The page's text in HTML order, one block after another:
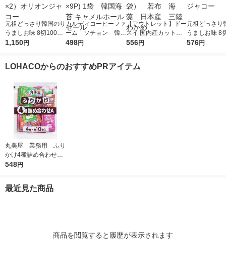
元祖どっさり韓国のり
うましお味 8切100枚
チャック付き 1セット
1,150円
カルディコーヒーファ
ーム ソチョン 韓国
伝統味付のり 9P（8
498円
【アウトレット】ドー
スイ 国内産カットわ
かめ 1セット（10g×2
556円
元祖どっさり
うましお味 8
チャック付き
576円
LOHACOからのおすすめPRアイテム
丸美屋 業務用 ふり
かけ4種詰め合わせ
1個（2.5g×40袋) 4
548円
最近見た商品
商品を閲覧すると履歴が表示されます